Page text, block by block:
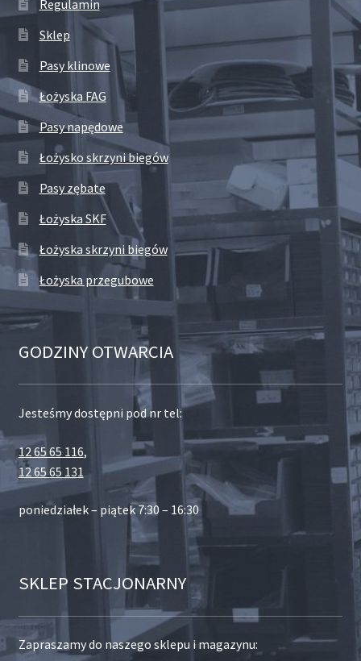
Regulamin
Sklep
Pasy klinowe
Łożyska FAG
Pasy napędowe
Łożysko skrzyni biegów
Pasy zębate
Łożyska SKF
Łożyska skrzyni biegów
Łożyska przegubowe
GODZINY OTWARCIA
Jesteśmy dostępni pod nr tel:
12 65 65 116,
12 65 65 131
poniedziałek – piątek 7:30 – 16:30
SKLEP STACJONARNY
Zapraszamy do naszego sklepu i magazynu: